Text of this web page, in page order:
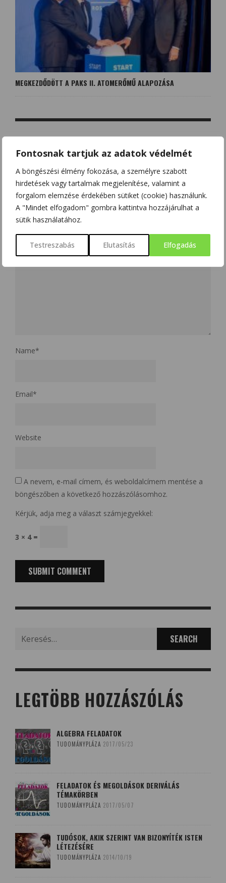
Fontosnak tartjuk az adatok védelmét
A böngészési élmény fokozása, a személyre szabott
hirdetések vagy tartalmak megjelenítése, valamint a
forgalom elemzése érdekében sütiket (cookie) használunk.
A "Mindet elfogadom" gombra kattintva hozzájárulhat a
sütik használatához.
Testreszabás Elutasítás Elfogadás
MEGKEZDŐDÖTT A PAKS II. ATOMERŐMŰ ALAPOZÁSA
NO COMMENT
LEAVE A REPLY
Az e-mail címet nem tesszük közzé. A kötelező mezőket
karakterrel jelöltük
Name*
Email*
Website
A nevem, e-mail címem, és weboldalcímem mentése a
böngészőben a következő hozzászólásomhoz.
Kérjük, adja meg a választ számjegyekkel:
3 × 4 =
for:
LEGTÖBB HOZZÁSZÓLÁS
ALGEBRA FELADATOK
TUDOMÁNYPLÁZA 2017/05/23
FELADATOK ÉS MEGOLDÁSOK DERIVÁLÁS
TÉMAKÖRBEN
TUDOMÁNYPLÁZA 2017/05/07
TUDÓSOK, AKIK SZERINT VAN BIZONYÍTÉK ISTEN
LÉTEZÉSÉRE
TUDOMÁNYPLÁZA 2014/10/19